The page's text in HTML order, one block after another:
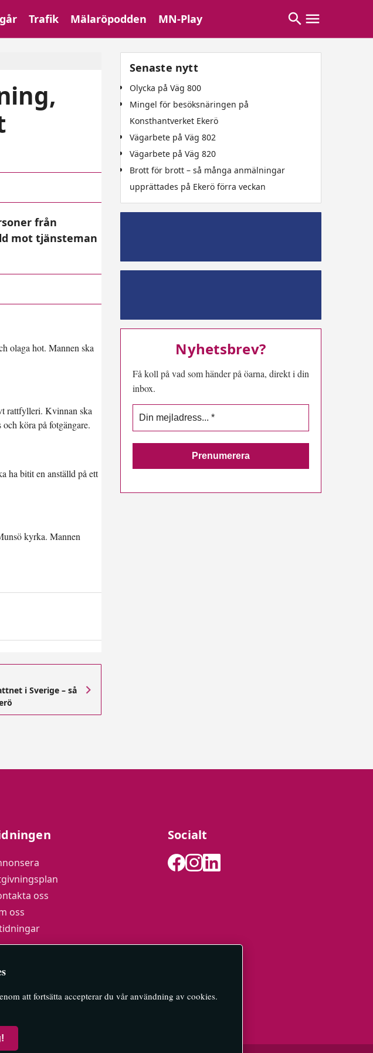
Trafik Mälaröpodden MN-Play
från
mot tjänsteman
olaga hot. Mannen ska
rattfylleri. Kvinnan ska
köra på fotgängare.
ha bitit en anställd på ett
kyrka. Mannen
i Sverige – så
Senaste nytt
Olycka på Väg 800
Mingel för besöksnäringen på
Konsthantverket Ekerö
Vägarbete på Väg 802
Vägarbete på Väg 820
Brott för brott – så många anmälningar
upprättades på Ekerö förra veckan
Nyhetsbrev?
Få koll på vad som händer på öarna, direkt i din
inbox.
oss
oss
Socialt
att fortsätta accepterar du vår användning av cookies.